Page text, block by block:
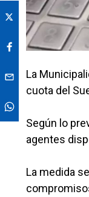
La
cuota del
Según lo
agentes
La medida